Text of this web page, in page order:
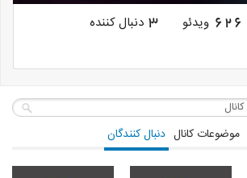
626 ویدئو 3 دنبال کننده
موضوعات کانال دنبال کنندگان